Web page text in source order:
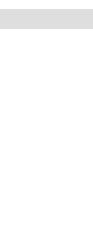
定要知道的關鍵事項
係？